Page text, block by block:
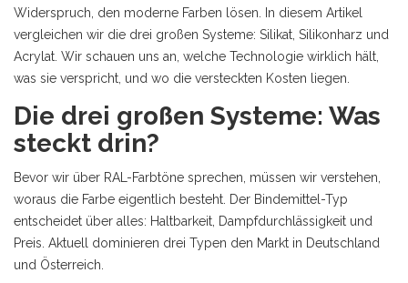
Widerspruch, den moderne Farben lösen. In diesem Artikel
vergleichen wir die drei großen Systeme: Silikat, Silikonharz und
Acrylat. Wir schauen uns an, welche Technologie wirklich hält,
was sie verspricht, und wo die versteckten Kosten liegen.
Die drei großen Systeme: Was
steckt drin?
Bevor wir über RAL-Farbtöne sprechen, müssen wir verstehen,
woraus die Farbe eigentlich besteht. Der Bindemittel-Typ
entscheidet über alles: Haltbarkeit, Dampfdurchlässigkeit und
Preis. Aktuell dominieren drei Typen den Markt in Deutschland
und Österreich.